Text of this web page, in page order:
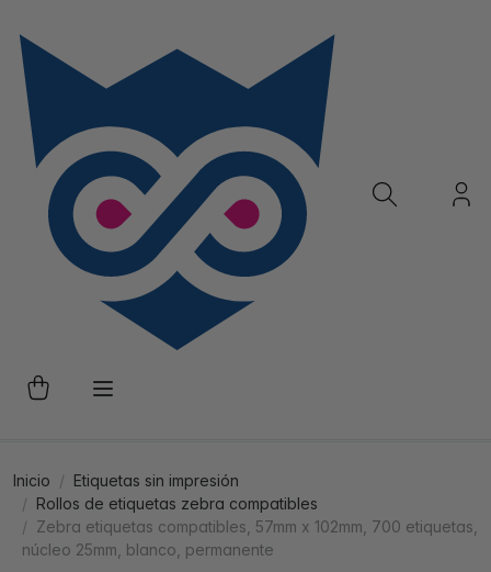
Inicio
Etiquetas sin impresión
Rollos de etiquetas zebra compatibles
Zebra etiquetas compatibles, 57mm x 102mm, 700 etiquetas,
núcleo 25mm, blanco, permanente